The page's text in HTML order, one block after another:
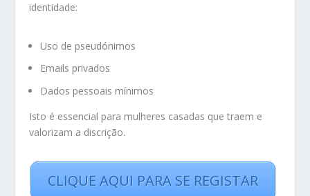
identidade:
Uso de pseudónimos
Emails privados
Dados pessoais mínimos
Isto é essencial para mulheres casadas que traem e
valorizam a discrição.
CLIQUE AQUI PARA SE REGISTAR